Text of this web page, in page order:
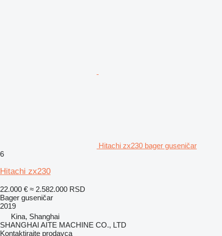
Hitachi zx230 bager guseničar
6
Hitachi zx230
22.000 € ≈ 2.582.000 RSD
Bager guseničar
2019
Kina, Shanghai
SHANGHAI AITE MACHINE CO., LTD
Kontaktirajte prodavca